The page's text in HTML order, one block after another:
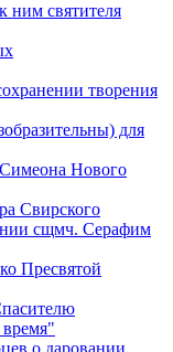
ним святителя
творения
для
Нового
Свирского
сщмч. Серафим
Пресвятой
о даровании